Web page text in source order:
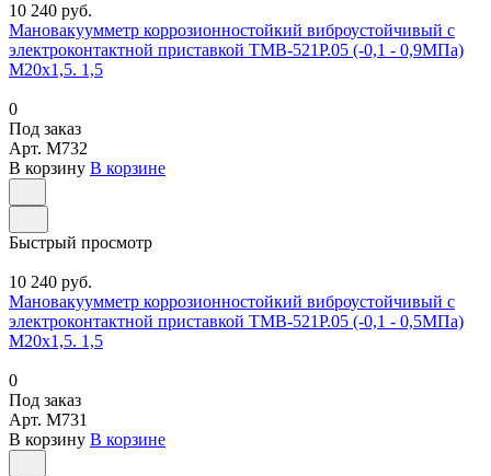
10 240 руб.
Мановакуумметр коррозионностойкий виброустойчивый с
электроконтактной приставкой ТМВ-521Р.05 (-0,1 - 0,9МПа)
М20х1,5. 1,5
0
Под заказ
Арт. M732
В корзину В корзине
Быстрый просмотр
10 240 руб.
Мановакуумметр коррозионностойкий виброустойчивый с
электроконтактной приставкой ТМВ-521Р.05 (-0,1 - 0,5МПа)
М20х1,5. 1,5
0
Под заказ
Арт. M731
В корзину В корзине